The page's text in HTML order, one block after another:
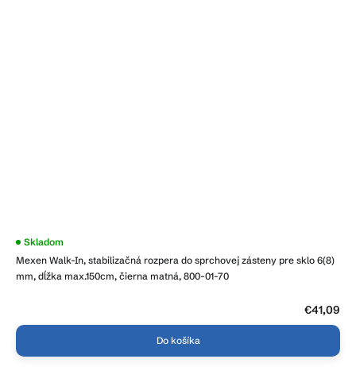
Mexen Walk-In, stabilizačná rozpera do sprchovej zásteny pre sklo 6(8)
mm, dĺžka max.150cm, čierna matná, 800-01-70
Priemerné
produktu
je
Skladom
€41,09
Do košíka